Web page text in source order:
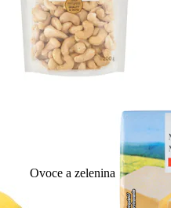
Ovoce a zelenina